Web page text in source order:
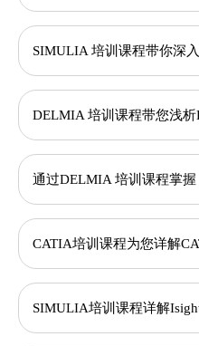
SIMULIA 培训课程带你深
DELMIA 培训课程带您浅析
通过DELMIA 培训课程掌握
CATIA培训课程为您详解
SIMULIA培训课程详解